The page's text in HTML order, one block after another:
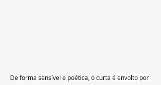
De forma sensível e poética, o curta é envolto por